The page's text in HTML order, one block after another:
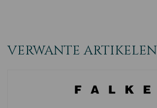
VERWANTE ARTIKELEN